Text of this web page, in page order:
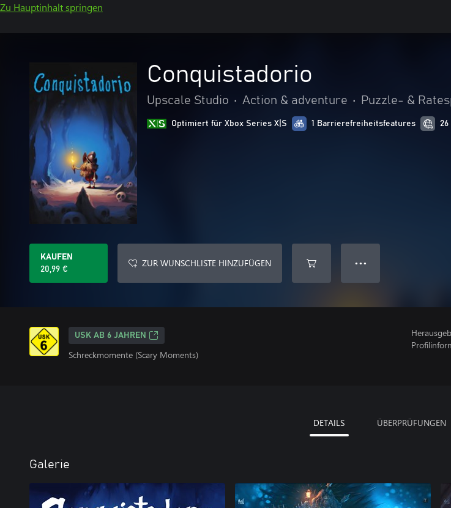
Zu Hauptinhalt springen
Conquistadorio
Upscale Studio • Action & adventure • Puzzle- &
Optimiert für Xbox Series X|S 1 Barrierefreiheitsfeatures
KAUFEN
20,99 €
ZUR WUNSCHLISTE HINZUFÜGEN ● ● ●
USK AB 6 JAHREN
Schreckmomente (Scary Moments)
DETAILS ÜBERPRÜFUNGEN
Galerie